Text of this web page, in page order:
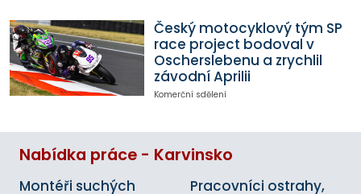
Český motocyklový tým SP
race project bodoval v
Oscherslebenu a zrychlil
závodní Aprilii
Komerční sdělení
Nabídka práce - Karvinsko
Montéři suchých
Pracovníci ostrahy,